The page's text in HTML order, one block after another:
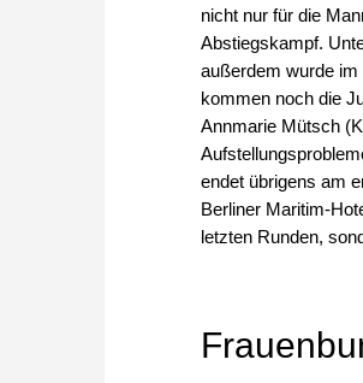
nicht nur für die
Abstiegskampf.
außerdem wurde im
kommen noch die
Annmarie Mütsch
endet übrigens am
Berliner Maritim-
letzten Runden,